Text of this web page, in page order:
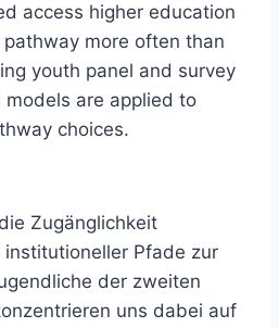
access higher education
more often than
youth panel and survey
are applied to
choices.
Zugänglichkeit
Pfade zur
der zweiten
uns dabei auf